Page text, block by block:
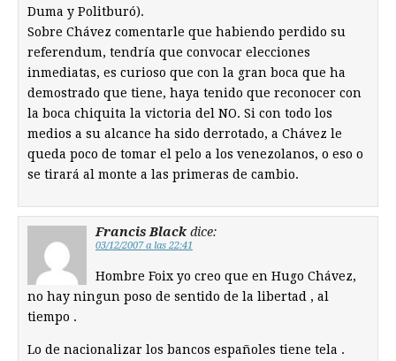
Duma y Politburó).
Sobre Chávez comentarle que habiendo perdido su
referendum, tendría que convocar elecciones
inmediatas, es curioso que con la gran boca que ha
demostrado que tiene, haya tenido que reconocer con
la boca chiquita la victoria del NO. Si con todo los
medios a su alcance ha sido derrotado, a Chávez le
queda poco de tomar el pelo a los venezolanos, o eso o
se tirará al monte a las primeras de cambio.
Francis Black dice:
03/12/2007 a las 22:41
Hombre Foix yo creo que en Hugo Chávez,
no hay ningun poso de sentido de la libertad , al
tiempo .
Lo de nacionalizar los bancos españoles tiene tela .